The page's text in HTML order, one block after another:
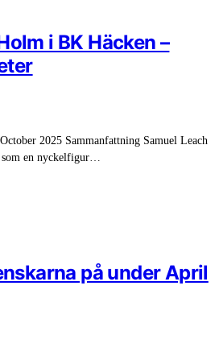
i BK Häcken –
2025 Sammanfattning Samuel Leach
som en nyckelfigur…
på under April